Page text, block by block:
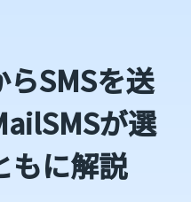
SMSを送
が選
もに解説